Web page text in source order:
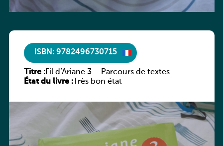
ISBN: 9782496730715
Titre :Fil d’Ariane 3 – Parcours de textes
État du livre :Très bon état